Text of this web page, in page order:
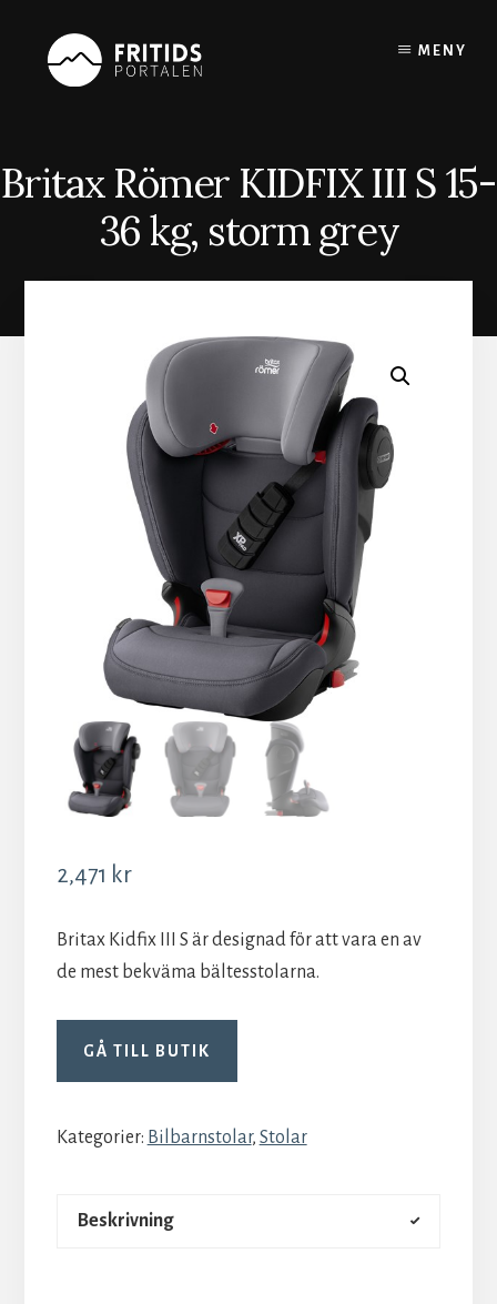
content
MENY
Britax Römer KIDFIX III S 15-
36 kg, storm grey
2,471 kr
Britax Kidfix III S är designad för att vara en av
de mest bekväma bältesstolarna.
GÅ TILL BUTIK
Kategorier: Bilbarnstolar, Stolar
Beskrivning